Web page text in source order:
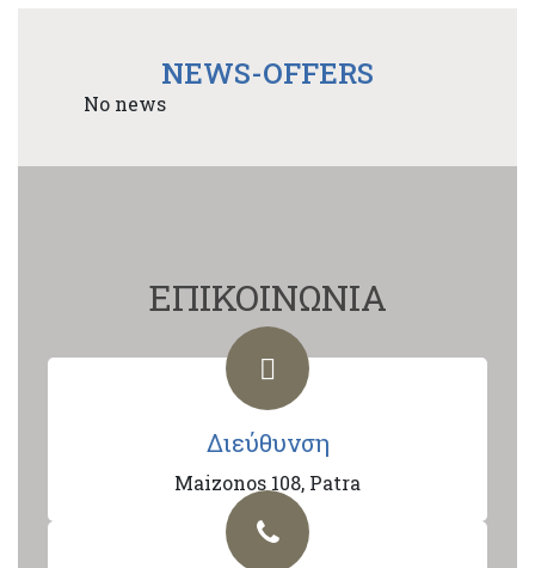
NEWS-OFFERS
No news
ΕΠΙΚΟΙΝΩΝΙΑ
Διεύθυνση
Maizonos 108, Patra